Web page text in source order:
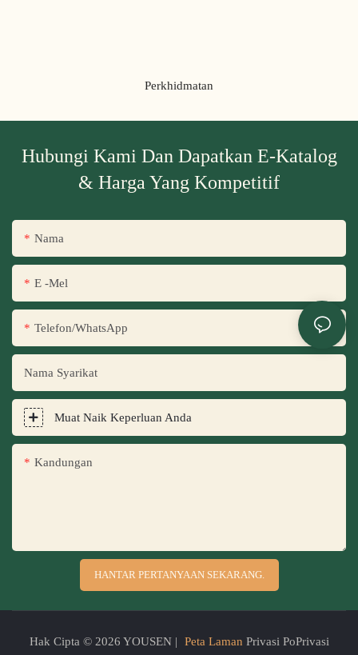
Perkhidmatan
Hubungi Kami Dan Dapatkan E-Katalog
& Harga Yang Kompetitif
Nama
E -mel
Telefon/WhatsApp
Nama Syarikat
Muat Naik Keperluan Anda
Kandungan
HANTAR PERTANYAAN SEKARANG.
Hak Cipta © 2026 YOUSEN | Peta Laman Privasi PoPrivasi